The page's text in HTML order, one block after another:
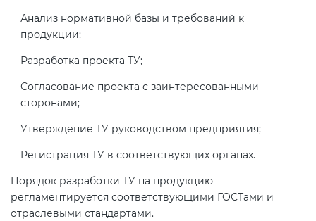
Анализ нормативной базы и требований к
продукции;
Разработка проекта ТУ;
Согласование проекта с заинтересованными
сторонами;
Утверждение ТУ руководством предприятия;
Регистрация ТУ в соответствующих органах.
Порядок разработки ТУ на продукцию
регламентируется соответствующими ГОСТами и
отраслевыми стандартами.